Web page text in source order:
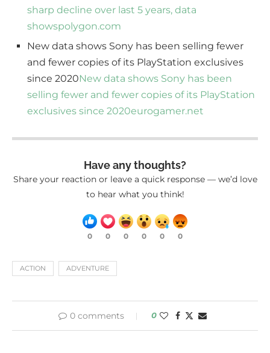
sharp decline over last 5 years, data
showspolygon.com
New data shows Sony has been selling fewer
and fewer copies of its PlayStation exclusives
since 2020New data shows Sony has been
selling fewer and fewer copies of its PlayStation
exclusives since 2020eurogamer.net
Have any thoughts?
Share your reaction or leave a quick response — we’d love
to hear what you think!
0 0 0 0 0 0
ACTION ADVENTURE
0 comments 0